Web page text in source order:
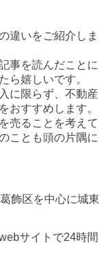
違いをご紹介しま
事を読んだことに
ら嬉しいです。
に限らず、不動産
おすすめします。
売ることを考えて
ことも頭の片隅に
飾区を中心に城東
サイトで24時間